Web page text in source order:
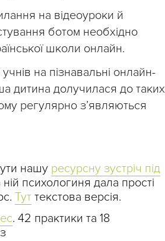
на відеоуроки й
ботом необхідно
школи онлайн.
на пізнавальні онлайн-
дитина долучилася до таких
регулярно з’являються
нашу ресурсну зустріч під
психологиня дала прості
Тут текстова версія.
. 42 практики та 18